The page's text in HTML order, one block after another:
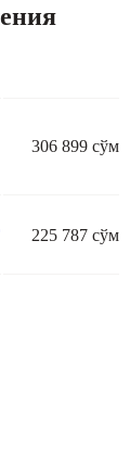
306 899 сўм
225 787 сўм